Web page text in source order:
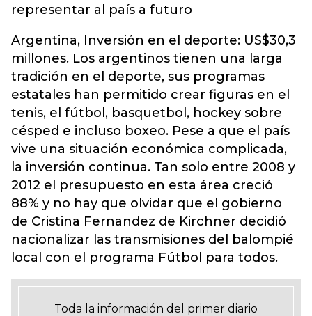
representar al país a futuro
Argentina, Inversión en el deporte: US$30,3
millones. Los argentinos tienen una larga
tradición en el deporte, sus programas
estatales han permitido crear figuras en el
tenis, el fútbol, basquetbol, hockey sobre
césped e incluso boxeo. Pese a que el país
vive una situación económica complicada,
la inversión continua. Tan solo entre 2008 y
2012 el presupuesto en esta área creció
88% y no hay que olvidar que el gobierno
de Cristina Fernandez de Kirchner decidió
nacionalizar las transmisiones del balompié
local con el programa Fútbol para todos.
Toda la información del primer diario